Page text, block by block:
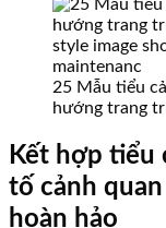
25 Mẫu tiểu
hướng trang
Kết hợp tiểu
tố cảnh
hoàn hảo